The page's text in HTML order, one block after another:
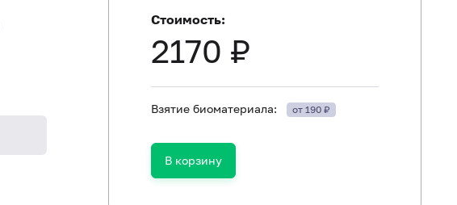
Стоимость:
2170 ₽
Взятие биоматериала: от 190 ₽
В корзину